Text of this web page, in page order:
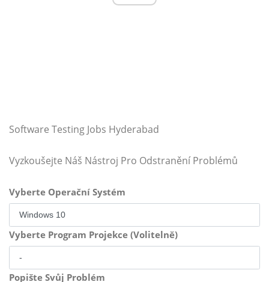
Software Testing Jobs Hyderabad
Vyzkoušejte Náš Nástroj Pro Odstranění Problémů
Vyberte Operační Systém
Vyberte Program Projekce (Volitelně)
Popište Svůj Problém